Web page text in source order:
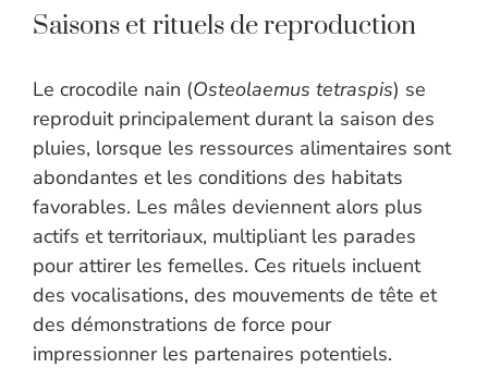
Saisons et rituels de reproduction
Le crocodile nain (Osteolaemus tetraspis) se
reproduit principalement durant la saison des
pluies, lorsque les ressources alimentaires sont
abondantes et les conditions des habitats
favorables. Les mâles deviennent alors plus
actifs et territoriaux, multipliant les parades
pour attirer les femelles. Ces rituels incluent
des vocalisations, des mouvements de tête et
des démonstrations de force pour
impressionner les partenaires potentiels.